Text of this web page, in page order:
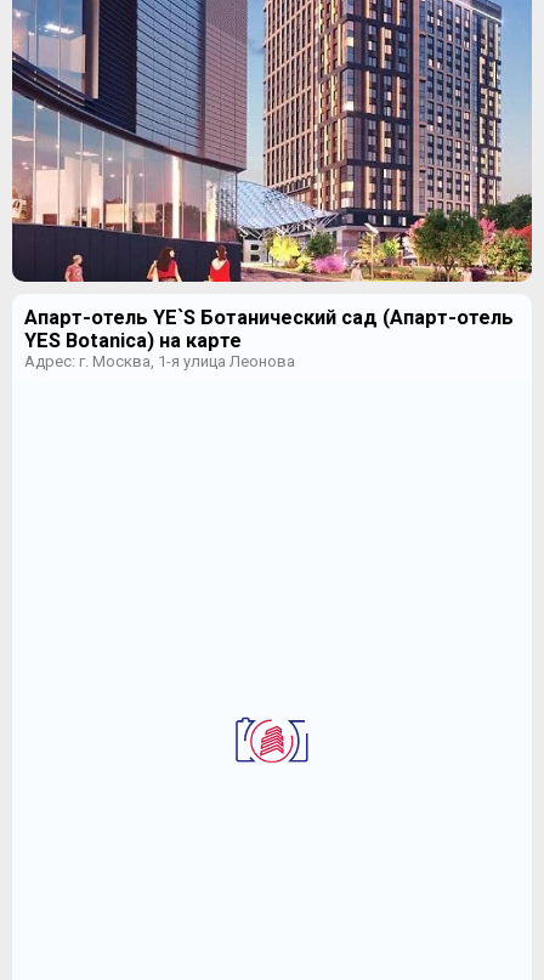
Апарт-отель YE`S Ботанический сад (Апарт-отель
YES Botanica) на карте
Адрес: г. Москва, 1-я улица Леонова